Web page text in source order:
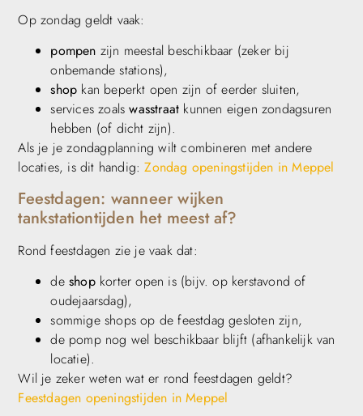
Op zondag geldt vaak:
pompen zijn meestal beschikbaar (zeker bij
onbemande stations),
shop kan beperkt open zijn of eerder sluiten,
services zoalswasstraat kunnen eigen zondagsuren
hebben (of dicht zijn).
Als je je zondagplanning wilt combineren met andere
locaties, is dit handig:Zondag openingstijden in Meppel
Feestdagen: wanneer wijken
tankstationtijden het meest af?
Rond feestdagen zie je vaak dat:
de shopkorter open is (bijv. op kerstavond of
oudejaarsdag),
sommige shops op de feestdag gesloten zijn,
de pomp nog wel beschikbaar blijft (afhankelijk van
locatie).
Wil je zeker weten wat er rond feestdagen geldt?
Feestdagen openingstijden in Meppel